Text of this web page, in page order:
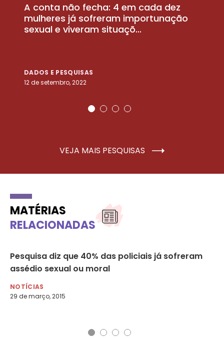
A conta não fecha: 4 em cada dez
mulheres já sofreram importunação
sexual e viveram situaçõ...
DADOS E PESQUISAS
12 de setembro, 2022
VEJA MAIS PESQUISAS
MATÉRIAS
RELACIONADAS
Pesquisa diz que 40% das policiais já sofreram
assédio sexual ou moral
NOTÍCIAS
29 de março, 2015